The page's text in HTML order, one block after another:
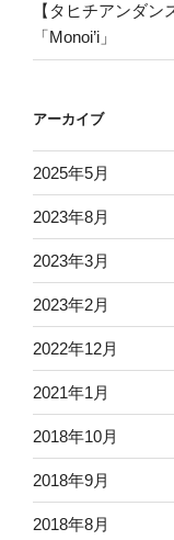
【タヒチアンダ
「Monoi’i」
アーカイブ
2025年5月
2023年8月
2023年3月
2023年2月
2022年12月
2021年1月
2018年10月
2018年9月
2018年8月